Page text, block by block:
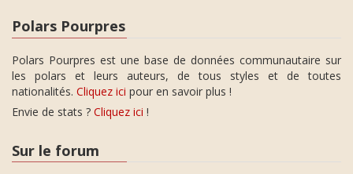
Polars Pourpres
Polars Pourpres est une base de données communautaire sur
les polars et leurs auteurs, de tous styles et de toutes
nationalités. Cliquez ici pour en savoir plus !
Envie de stats ? Cliquez ici !
Sur le forum